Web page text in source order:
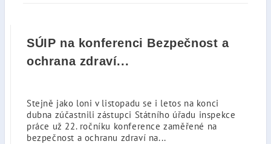
SÚIP na konferenci Bezpečnost a
ochrana zdraví...
Stejně jako loni v listopadu se i letos na konci
dubna zúčastnili zástupci Státního úřadu inspekce
práce už 22. ročníku konference zaměřené na
bezpečnost a ochranu zdraví na...